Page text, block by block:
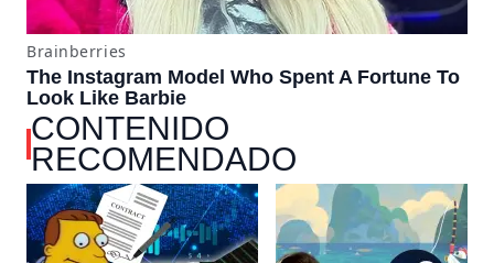
CONTENIDO
RECOMENDADO